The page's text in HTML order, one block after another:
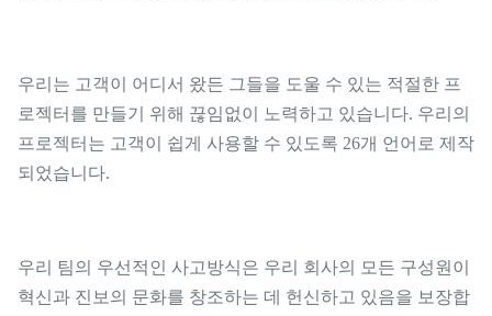
우리는 고객이 어디서 왔든 그들을 도울 수 있는 적절한 프
로젝터를 만들기 위해 끊임없이 노력하고 있습니다. 우리의
프로젝터는 고객이 쉽게 사용할 수 있도록 26개 언어로 제작
되었습니다.
우리 팀의 우선적인 사고방식은 우리 회사의 모든 구성원이
혁신과 진보의 문화를 창조하는 데 헌신하고 있음을 보장합